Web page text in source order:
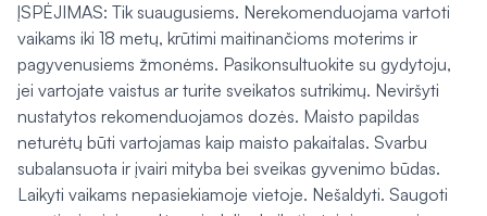
ĮSPĖJIMAS: Tik suaugusiems. Nerekomenduojama vartoti
vaikams iki 18 metų, krūtimi maitinančioms moterims ir
pagyvenusiems žmonėms. Pasikonsultuokite su gydytoju,
jei vartojate vaistus ar turite sveikatos sutrikimų. Neviršyti
nustatytos rekomenduojamos dozės. Maisto papildas
neturėtų būti vartojamas kaip maisto pakaitalas. Svarbu
subalansuota ir įvairi mityba bei sveikas gyvenimo būdas.
Laikyti vaikams nepasiekiamoje vietoje. Nešaldyti. Saugoti